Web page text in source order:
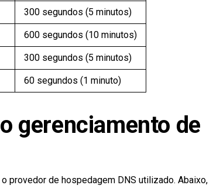
300 segundos (5 minutos)
600 segundos (10 minutos)
300 segundos (5 minutos)
60 segundos (1 minuto)
gerenciamento de
provedor de hospedagem DNS utilizado. Abaixo,